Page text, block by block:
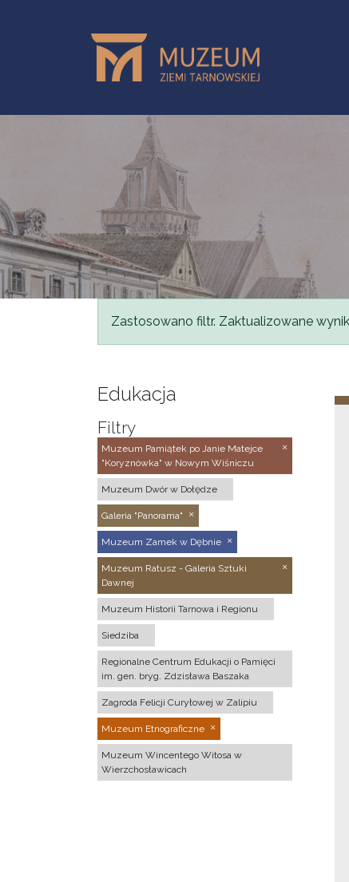
Komunikat
Zastosowano filtr. Zaktualizowane
Edukacja
Filtry
Muzeum Pamiątek po Janie Matejce
"Koryznówka" w Nowym Wiśniczu
Muzeum Dwór w Dołędze
Galeria "Panorama"
Muzeum Zamek w Dębnie
Muzeum Ratusz - Galeria Sztuki
Dawnej
Muzeum Historii Tarnowa i Regionu
Siedziba
Regionalne Centrum Edukacji o Pamięci
im. gen. bryg. Zdzisława Baszaka
Zagroda Felicji Curyłowej w Zalipiu
Muzeum Etnograficzne
Muzeum Wincentego Witosa w
Wierzchosławicach